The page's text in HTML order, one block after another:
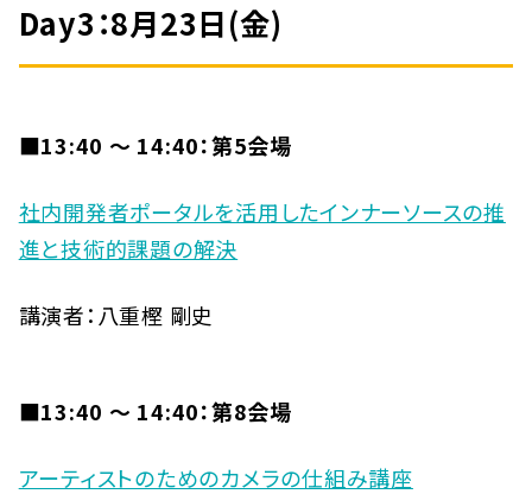
Day3：8月23日(金)
■13:40 〜 14:40：第5会場
社内開発者ポータルを活用したインナーソースの推
進と技術的課題の解決
講演者：八重樫 剛史
■13:40 〜 14:40：第8会場
アーティストのためのカメラの仕組み講座